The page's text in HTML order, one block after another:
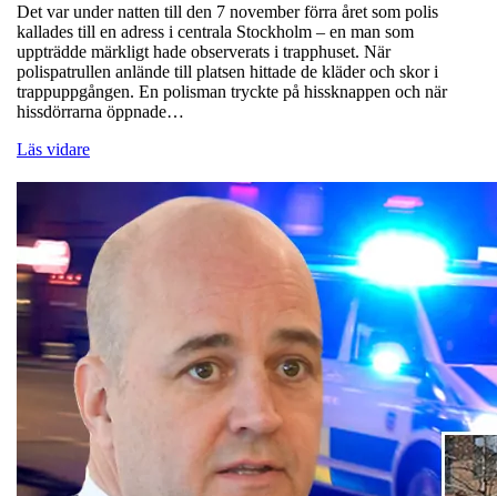
Det var under natten till den 7 november förra året som polis
kallades till en adress i centrala Stockholm – en man som
uppträdde märkligt hade observerats i trapphuset. När
polispatrullen anlände till platsen hittade de kläder och skor i
trappuppgången. En polisman tryckte på hissknappen och när
hissdörrarna öppnade…
Läs vidare